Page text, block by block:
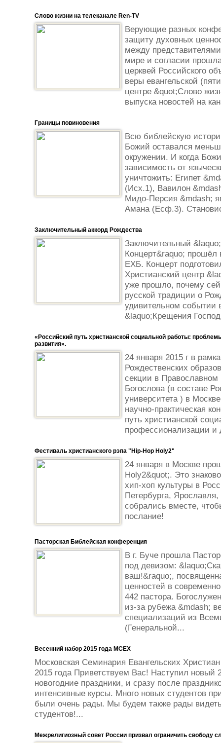
Слово жизни на телеканале Ren-TV
Верующие разных
защиту духовных
между
мире и согласии
церквей Российского
веры евангельской
центре &quot;Слово
выпуска новостей на
Границы повиновения
Всю библейскую
Божий оставался
окружении. И когда
зависимость от
уничтожить: Египет
(Исх.1), Вавилон
Мидо-Персия &mdash;
Амана (Есф.3).
Заключительный аккорд Рождества
Заключительный
Концерт&raquo; прошёл
ЕХБ. Концерт
Христианский центр
уже прошло, почему
русской традиции о
удивительном событии
&laquo;Крещения
«Российский путь христианской социальной работы:
развития».
24 января 2015 г в
Рождественских
секции в
Богослова (в составе
университета ) в
научно-практическая
путь христианской
профессионализации и
Фестиваль христианского рэпа "Hip-Hop Holy2"
24 января в Москве
Holy2&quot;. Это
хип-хоп культуры в
Петербурга,
собрались вместе,
послание!
Пасторская Библейская конференция
В г. Буче прошла
под девизом:
ваш!&raquo;,
ценностей в
442 пастора.
из-за рубежа &mdash;
специализаций из
(Генеральной...
Весенний набор 2015 года МСЕХ
Московская Семинария Евангельских
2015 года Приветствуем Вас! Наступил новый
новогодние праздники, и сразу после
интенсивные курсы. Много новых студентов
были очень рады. Мы будем также рады
студентов!...
Межрелигиозный совет России призвал ограничить свободу